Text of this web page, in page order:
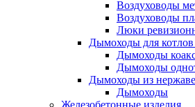
Воздуховоды
Воздуховоды
Люки
Дымоходы для
Дымоходы
Дымоходы
Дымоходы из
Дымоходы
Железобетонные изделия